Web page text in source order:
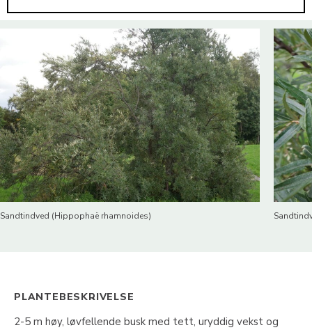
Sandtindved (Hippophaë rhamnoides)
PLANTEBESKRIVELSE
2-5 m høy, løvfellende busk med tett, uryddig vekst og